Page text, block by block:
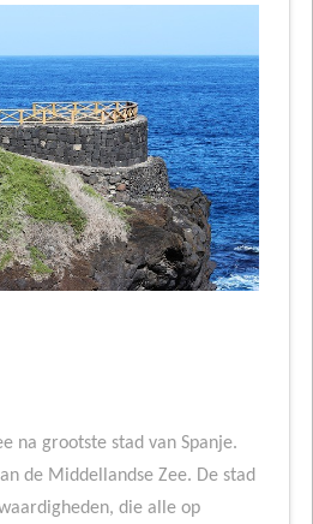
na grootste stad van Spanje.
de Middellandse Zee. De stad
die alle op